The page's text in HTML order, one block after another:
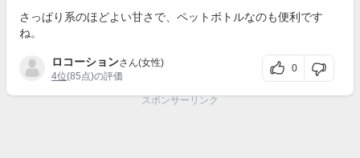
さっぱり系のほどよい甘さで、ペットボトルなのも便利です
ね。
ロコーションさん(女性)
4位(85点)の評価
0
スポンサーリンク